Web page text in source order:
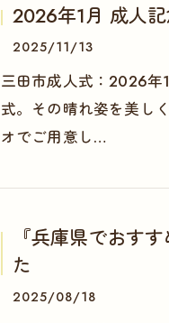
2026年1月 成人
2025/11/13
三田市成人式：2026年
式。その晴れ姿を美し
オでご用意し…
『兵庫県でおす
た
2025/08/18